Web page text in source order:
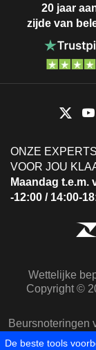
20 jaar
zijde van
ONZE
VOOR JOU
Maandag t.e.m.
-12:00 / 14:00-
Wettelijke
Copyright ©
Beursnoteringen
De beste tools